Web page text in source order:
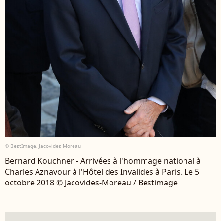
© BestImage, Jacovides-Moreau
Bernard Kouchner - Arrivées à l'hommage national à
Charles Aznavour à l'Hôtel des Invalides à Paris. Le 5
octobre 2018 © Jacovides-Moreau / Bestimage